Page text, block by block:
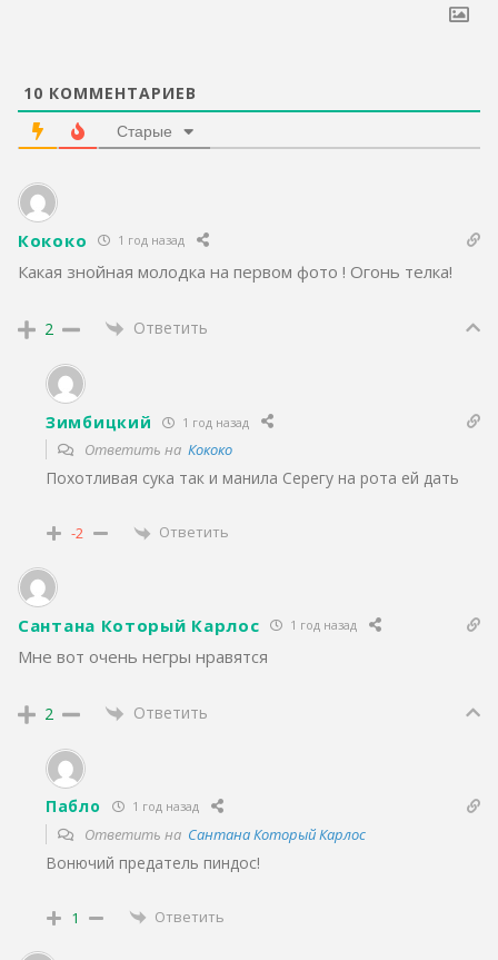
10 КОММЕНТАРИЕВ
Старые
Кококо 1 год назад
Какая знойная молодка на первом фото ! Огонь телка!
2 Ответить
Зимбицкий 1 год назад
Ответить на Кококо
Похотливая сука так и манила Серегу на рота ей дать
-2 Ответить
Сантана Который Карлос 1 год назад
Мне вот очень негры нравятся
2 Ответить
Пабло 1 год назад
Ответить на Сантана Который Карлос
Вонючий предатель пиндос!
1 Ответить